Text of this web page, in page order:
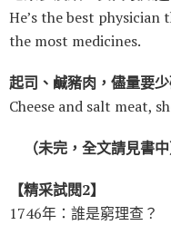
He’s the best
the most medicines.
起司、鹹豬肉，儘量要少
Cheese and salt meat,
（未完，全文請見書中
【精采試閱2】
1746年：誰是窮理查？